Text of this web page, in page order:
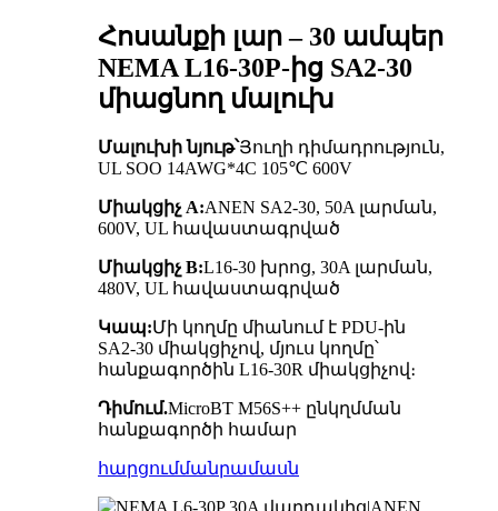
Հոսանքի լար – 30 ամպեր
NEMA L16-30P-ից SA2-30
միացնող մալուխ
Մալուխի նյութ՝Յուղի դիմադրություն,
UL SOO 14AWG*4C 105℃ 600V
Միակցիչ A:ANEN SA2-30, 50A լարման,
600V, UL հավաստագրված
Միակցիչ B:L16-30 խրոց, 30A լարման,
480V, UL հավաստագրված
Կապ:Մի կողմը միանում է PDU-ին
SA2-30 միակցիչով, մյուս կողմը՝
հանքագործին L16-30R միակցիչով։
Դիմում.MicroBT M56S++ ընկղմման
հանքագործի համար
հարցումմանրամասն